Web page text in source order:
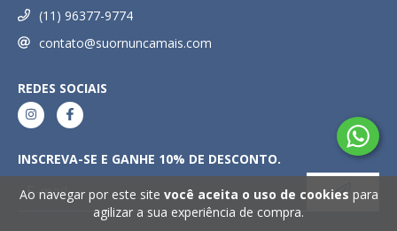
Ao navegar por este site você aceita o uso de cookies para
agilizar a sua experiência de compra.
(11) 96377-9774
contato@suornuncamais.com
REDES SOCIAIS
INSCREVA-SE E GANHE 10% DE DESCONTO.